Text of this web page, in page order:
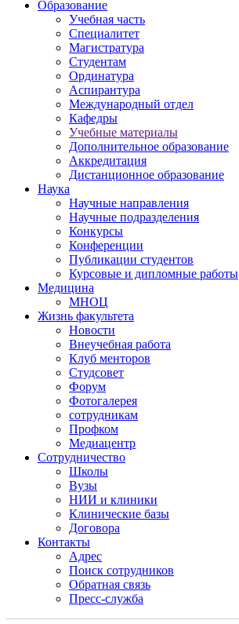
Образование
Учебная часть
Специалитет
Магистратура
Студентам
Ординатура
Аспирантура
Международный отдел
Кафедры
Учебные материалы
Дополнительное образование
Аккредитация
Дистанционное образование
Наука
Научные направления
Научные подразделения
Конкурсы
Конференции
Публикации студентов
Курсовые и дипломные работы
Медицина
МНОЦ
Жизнь факультета
Новости
Внеучебная работа
Клуб менторов
Студсовет
Форум
Фотогалерея
сотрудникам
Профком
Медиацентр
Сотрудничество
Школы
Вузы
НИИ и клиники
Клинические базы
Договора
Контакты
Адрес
Поиск сотрудников
Обратная связь
Пресс-служба